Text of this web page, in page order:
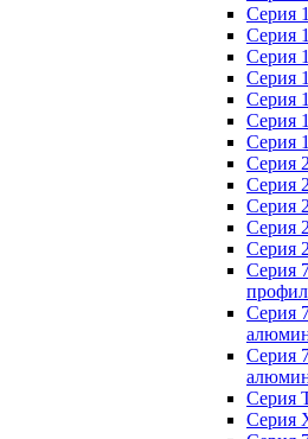
Серия
Серия
Серия
Серия
Серия
Серия
Серия
Серия
Серия
Серия
Серия
Серия
Серия
Серия
Серия
Серия
Серия